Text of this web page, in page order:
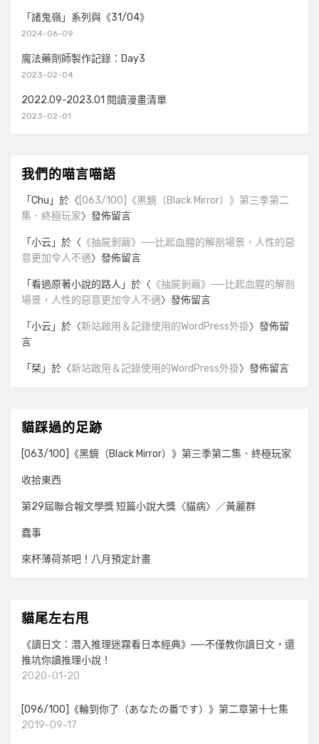
「諸鬼嶺」系列與《31/04》
2024-06-09
魔法藥劑師製作記錄：Day3
2023-02-04
2022.09-2023.01 閱讀漫畫清單
2023-02-01
我們的喵言喵語
「Chu 」於〈 [063/100]《黑鏡（Black Mirror）》第三季第二
集．終極玩家〉發佈留言
「小云」於〈 《抽屍剝繭》──比起血腥的解剖場景，人性的惡
意更加令人不適〉發佈留言
「看過原著小說的路人 」於〈 《抽屍剝繭》──比起血腥的解剖
場景，人性的惡意更加令人不適〉發佈留言
「小云」於〈新站啟用＆記錄使用的WordPress外掛〉發佈留
言
「栞」於〈新站啟用＆記錄使用的WordPress外掛〉發佈留言
貓踩過的足跡
[063/100]《黑鏡（Black Mirror）》第三季第二集．終極玩家
收拾東西
第29屆聯合報文學獎 短篇小說大獎〈貓病〉／黃麗群
蠢事
來杯薄荷茶吧！八月預定計畫
貓尾左右甩
《讀日文：潛入推理迷霧看日本經典》──不僅教你讀日文，還
推坑你讀推理小說！
2020-01-20
[096/100]《輪到你了（あなたの番です）》第二章第十七集
2019-09-17